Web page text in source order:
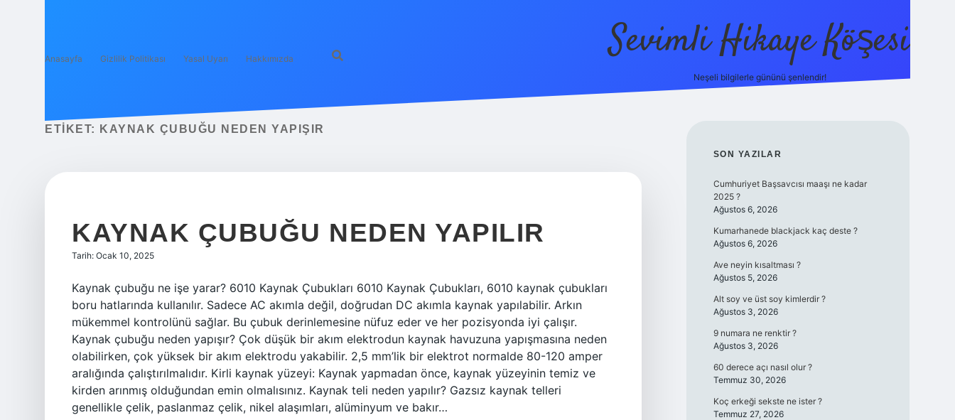
Anasayfa Gizlilik Politikası Yasal Uyarı Hakkımızda Sevimli Hikaye Köşesi
Neşeli bilgilerle gününü şenlendir!
ETIKET: KAYNAK ÇUBUĞU NEDEN YAPIŞIR
KAYNAK ÇUBUĞU NEDEN YAPILIR
Tarih: Ocak 10, 2025
Kaynak çubuğu ne işe yarar? 6010 Kaynak Çubukları 6010 Kaynak Çubukları, 6010 kaynak çubukları
boru hatlarında kullanılır. Sadece AC akımla değil, doğrudan DC akımla kaynak yapılabilir. Arkın
mükemmel kontrolünü sağlar. Bu çubuk derinlemesine nüfuz eder ve her pozisyonda iyi çalışır.
Kaynak çubuğu neden yapışır? Çok düşük bir akım elektrodun kaynak havuzuna yapışmasına neden
olabilirken, çok yüksek bir akım elektrodu yakabilir. 2,5 mm’lik bir elektrot normalde 80-120 amper
aralığında çalıştırılmalıdır. Kirli kaynak yüzeyi: Kaynak yapmadan önce, kaynak yüzeyinin temiz ve
kirden arınmış olduğundan emin olmalısınız. Kaynak teli neden yapılır? Gazsız kaynak telleri
genellikle çelik, paslanmaz çelik, nikel alaşımları, alüminyum ve bakır…
SIDEBAR
SON YAZILAR
Cumhuriyet Başsavcısı maaşı ne kadar
2025 ?
Ağustos 6, 2026
Kumarhanede blackjack kaç deste ?
Ağustos 6, 2026
Ave neyin kısaltması ?
Ağustos 5, 2026
Alt soy ve üst soy kimlerdir ?
Ağustos 3, 2026
9 numara ne renktir ?
Ağustos 3, 2026
60 derece açı nasıl olur ?
Temmuz 30, 2026
Koç erkeği sekste ne ister ?
Temmuz 27, 2026